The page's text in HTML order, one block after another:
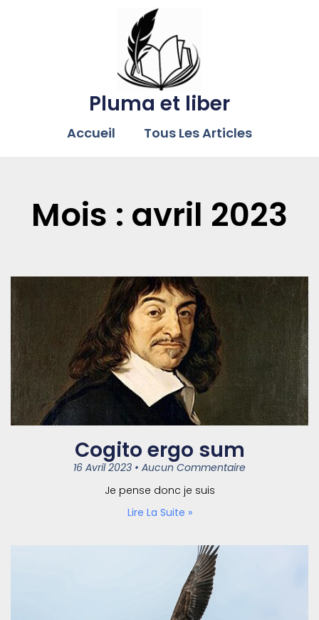
Pluma et liber
Accueil Tous Les Articles
Mois : avril 2023
Cogito ergo sum
16 Avril 2023
Aucun Commentaire
Je pense donc je suis
Lire La Suite »